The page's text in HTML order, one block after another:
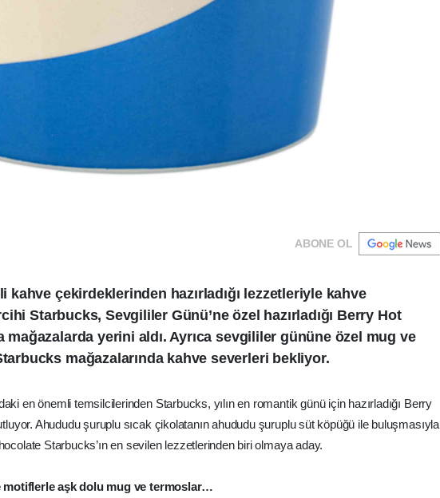
ABONE OL
kahve çekirdeklerinden hazırladığı lezzetleriyle kahve
Starbucks, Sevgililer Günü’ne özel hazırladığı Berry Hot
mağazalarda yerini aldı. Ayrıca sevgililer gününe özel mug ve
mağazalarında kahve severleri bekliyor.
en önemli temsilcilerinden Starbucks, yılın en romantik günü için hazırladığı Berry
Ahududu şuruplu sıcak çikolatanın ahududu şuruplu süt köpüğü ile buluşmasıyla
Starbucks’ın en sevilen lezzetlerinden biri olmaya aday.
motiflerle aşk dolu mug ve termoslar…